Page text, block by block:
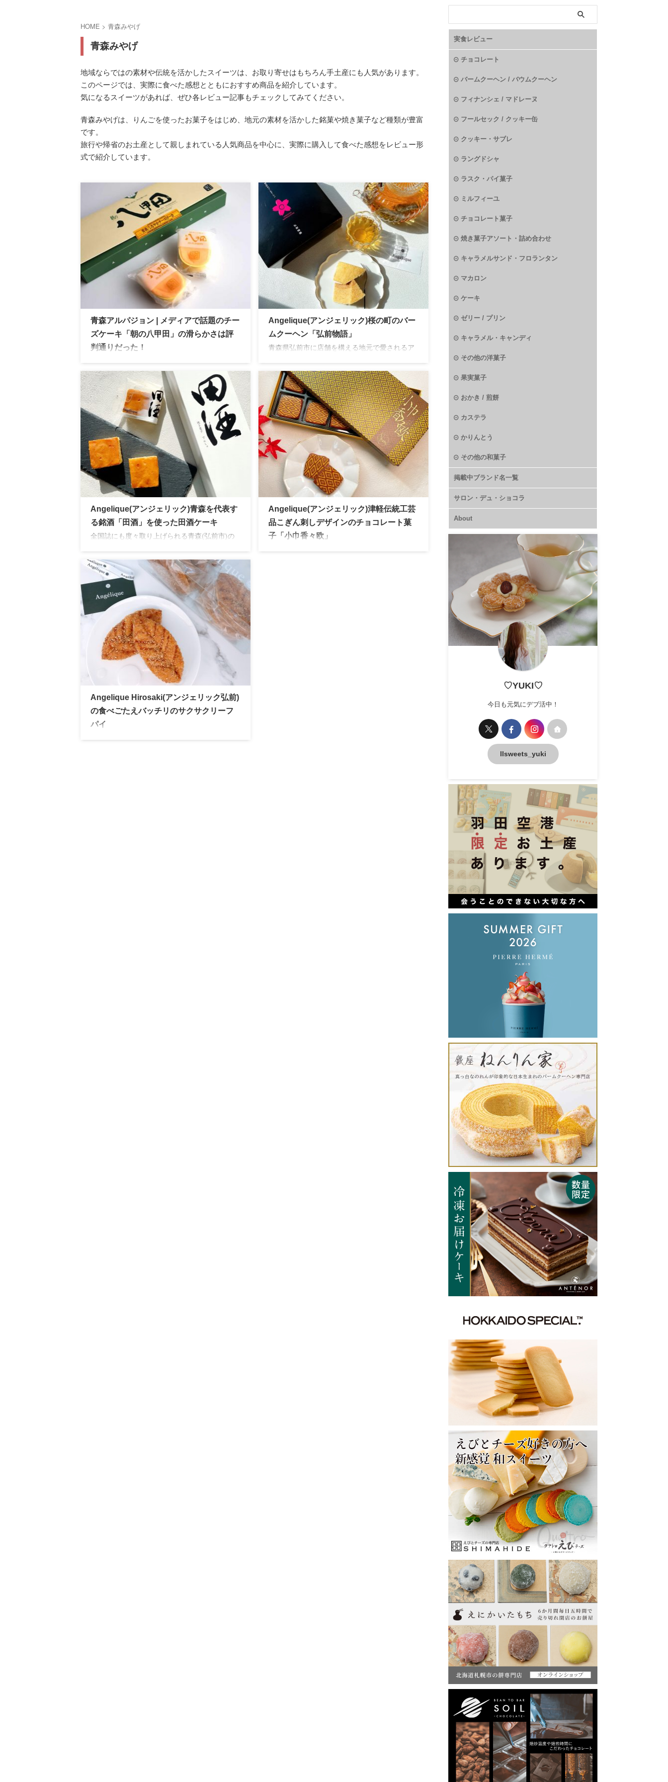
HOME > 青森みやげ
青森みやげ
地域ならではの素材や伝統を活かしたスイーツは、お取り寄せはもちろん手土産にも人気があります。
このページでは、実際に食べた感想とともにおすすめ商品を紹介しています。
気になるスイーツがあれば、ぜひ各レビュー記事もチェックしてみてください。
青森みやげは、りんごを使ったお菓子をはじめ、地元の素材を活かした銘菓や焼き菓子など種類が豊富
です。
旅行や帰省のお土産として親しまれている人気商品を中心に、実際に購入して食べた感想をレビュー形
式で紹介しています。
青森アルパジョン | メディアで話題のチー
ズケーキ「朝の八甲田」の滑らかさは評
判通りだった！
り上げた話題のチーズケーキで、青森みやげの
鉄板スイーツでメディアで話題の逸品
Angelique(アンジェリック)桜の町のバー
ムクーヘン「弘前物語」
青森県弘前市に店舗を構える地元で愛されるア
れて後を引く美味しさのバームクーヘンはお土
産にぴったりの逸品
Angelique(アンジェリック)青森を代表す
る銘酒「田酒」を使った田酒ケーキ
全国誌にも度々取り上げられる青森(弘前市)の
くほどしっとりで日本酒がしっかり香る大人の
ケーキ
Angelique(アンジェリック)津軽伝統工芸
品こぎん刺しデザインのチョコレート菓
子「小巾香々欧」
Angelique Hirosaki(アンジェリック弘前)
の食べごたえバッチリのサクサクリーフ
パイ
実食レビュー
チョコレート
バームクーヘン / バウムクーヘン
フィナンシェ / マドレーヌ
フールセック / クッキー缶
クッキー・サブレ
ラングドシャ
ラスク・パイ菓子
ミルフィーユ
チョコレート菓子
焼き菓子アソート・詰め合わせ
キャラメルサンド・フロランタン
マカロン
ケーキ
ゼリー / プリン
キャラメル・キャンディ
その他の洋菓子
果実菓子
おかき / 煎餅
カステラ
かりんとう
その他の和菓子
掲載中ブランド名一覧
サロン・デュ・ショコラ
About
♡YUKI♡
今日も元気にデブ活中！
llsweets_yuki